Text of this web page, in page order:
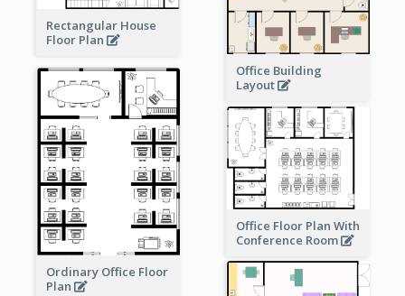
Rectangular House
Floor Plan
Office Building
Layout
Ordinary Office Floor
Plan
Office Floor Plan With
Conference Room